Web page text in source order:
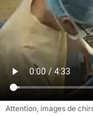
Attention, images de